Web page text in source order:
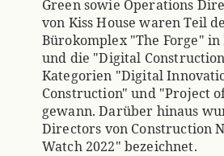
Green sowie Operations
von Kiss House waren Teil
Bürokomplex "The Forge"
und die "Digital
Kategorien "Digital
Construction" und "Project
gewann. Darüber hinaus
Directors von Construction
Watch 2022" bezeichnet.